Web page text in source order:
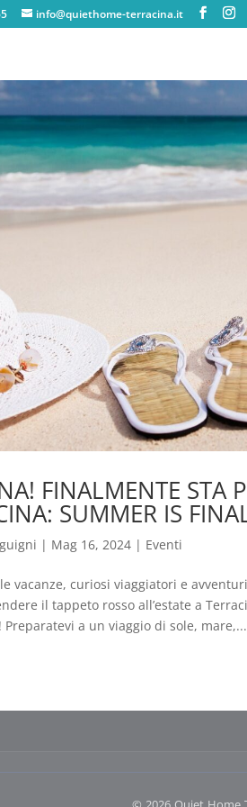
info@quiethome-terracina.it
FINALMENTE STA
SUMMER IS
| Mag 16, 2024| Eventi
vacanze, curiosi viaggiatori e
il tappeto rosso all’estate a
Preparatevi a un viaggio di sole, mare,...